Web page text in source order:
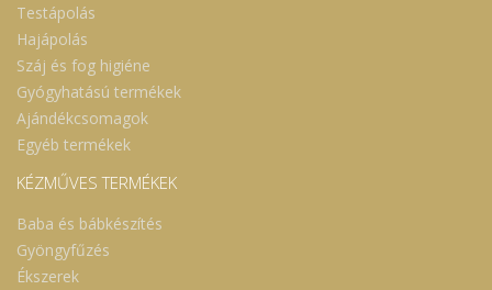
Testápolás
Hajápolás
Száj és fog higiéne
Gyógyhatású termékek
Ajándékcsomagok
Egyéb termékek
KÉZMŰVES TERMÉKEK
Baba és bábkészítés
Gyöngyfűzés
Ékszerek